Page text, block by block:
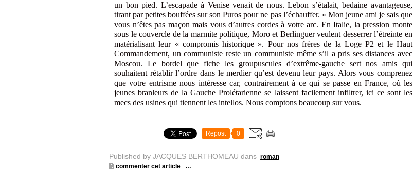
un bon pied. L’escapade à Venise venait de nous. Lebon s’étalait, bedaine avantageuse,
tirant par petites bouffées sur son Puros pour ne pas l’échauffer. « Mon jeune ami je sais que
vous n’êtes pas maçon mais vous d’autres cordes à votre arc. En Italie, la pression monte
sous le couvercle de la marmite politique, Moro et Berlinguer veulent desserrer l’étreinte en
matérialisant leur « compromis historique ». Pour nos frères de la Loge P2 et le Haut
Commandement, un communiste reste un communiste même s’il a pris ses distances avec
Moscou. Le bordel que fiche les groupuscules d’extrême-gauche sert nos amis qui
souhaitent rétablir l’ordre dans le merdier qu’est devenu leur pays. Alors vous comprenez
que votre entrisme nous intéresse car, contrairement à ce qui se passe en France, où les
jeunes branleurs de la Gauche Prolétarienne se laissent facilement infiltrer, ici ce sont les
mecs des usines qui tiennent les intellos. Nous comptons beaucoup sur vous.
Repost 0
Published by JACQUES BERTHOMEAU dans roman
commenter cet article
…